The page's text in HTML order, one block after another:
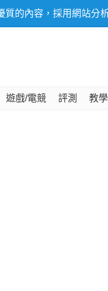
質的內容，採用網站分
遊戲/電競 評測 教學